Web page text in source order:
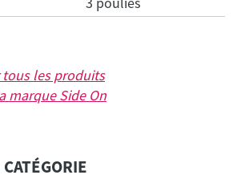
tous les produits
marqueSide On